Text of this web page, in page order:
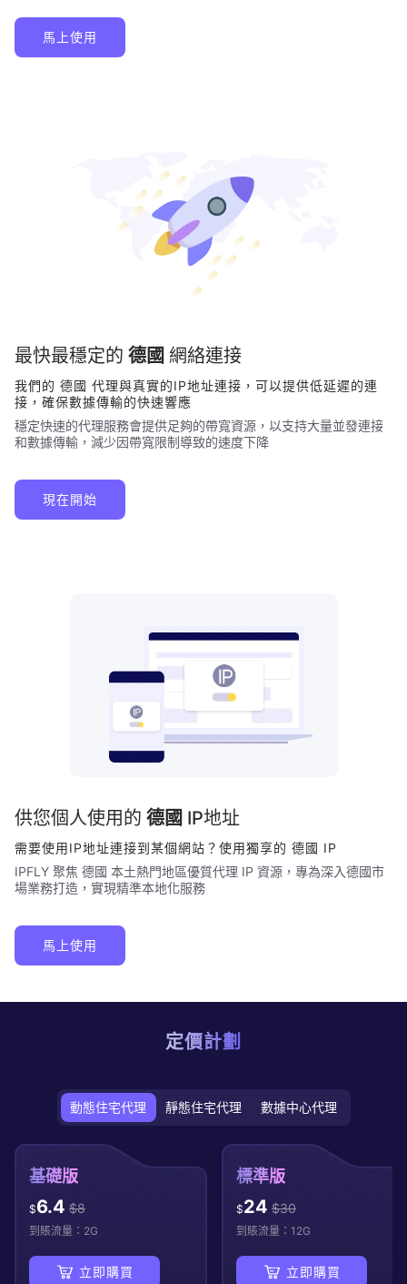
馬上使用
最快最穩定的 德國 網絡連接
我們的 德國 代理與真實的IP地址連接，可以提供低延遲的連
接，確保數據傳輸的快速響應
穩定快速的代理服務會提供足夠的帶寬資源，以支持大量並發連接
和數據傳輸，減少因帶寬限制導致的速度下降
現在開始
供您個人使用的 德國 IP地址
需要使用IP地址連接到某個網站？使用獨享的 德國 IP
IPFLY 聚焦 德國 本土熱門地區優質代理 IP 資源，專為深入德國市
場業務打造，實現精準本地化服務
馬上使用
定價計劃
動態住宅代理 靜態住宅代理 數據中心代理
基礎版
$6.4 $8
到賬流量： 2G
立即購買
標準版
$24 $30
到賬流量： 12G
立即購買